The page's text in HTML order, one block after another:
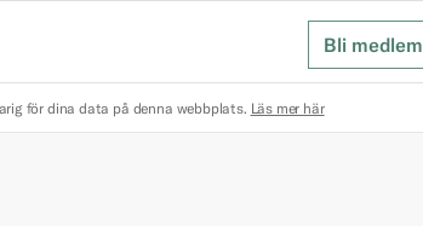
Bli medlem
för dina data på denna webbplats. Läs mer här